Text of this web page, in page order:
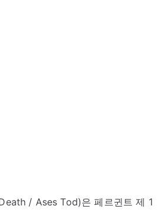
/ Ases Tod)은 페르귄트 제 1